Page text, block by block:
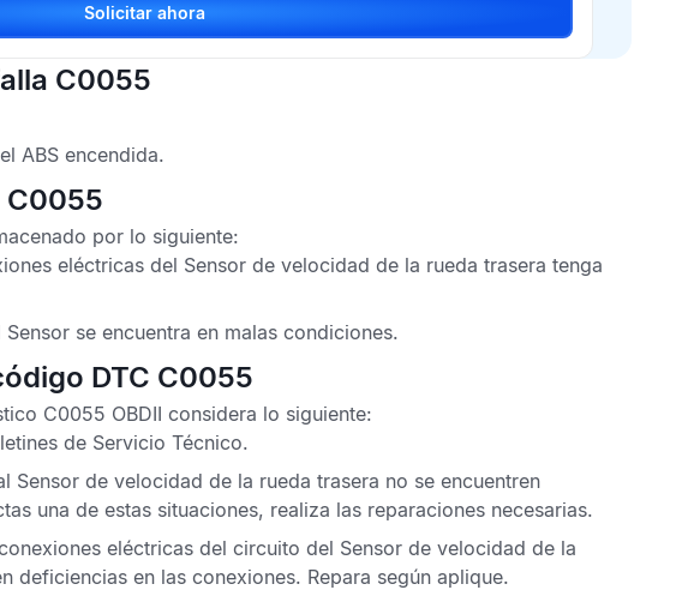
Solicitar ahora
C0055
ABS encendida.
C0055
por lo siguiente:
eléctricas del Sensor de velocidad de la rueda trasera tenga
Sensor se encuentra en malas condiciones.
DTC C0055
C0055 OBDII considera lo siguiente:
de Servicio Técnico.
Sensor de velocidad de la rueda trasera no se encuentren
una de estas situaciones, realiza las reparaciones necesarias.
eléctricas del circuito del Sensor de velocidad de la
deficiencias en las conexiones. Repara según aplique.